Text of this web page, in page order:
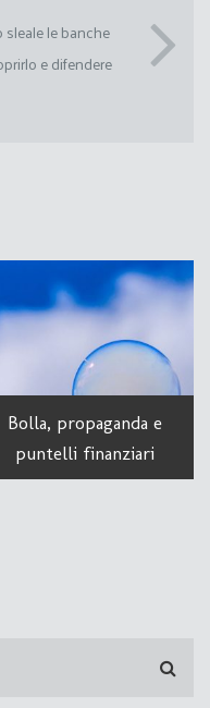
le banche
e difendere
Bolla, propaganda e
puntelli finanziari